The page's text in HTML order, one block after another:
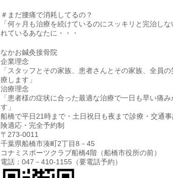
＃まだ腰痛で消耗してるの？
「何ヶ月も治療を続けているのにスッキリと完治し
れているあなたに・・・
なかお鍼灸接骨院
企業理念
「スタッフとその家族、患者さんとその家族、全員
療します」
治療理念
「患者様の症状に合った最適な治療で一日も早い痛
す」
船橋で平日21時まで・土日祝日も夜まで診療・交通
険適応・完全予約制
〒273-0011
千葉県船橋市湊町2丁目8－45
コナミスポーツクラブ船橋4階（船橋市役所の前）
電話：047－410-1155（要電話予約）